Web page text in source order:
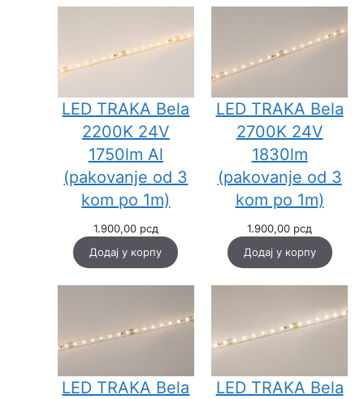
LED TRAKA Bela
2200K 24V
1750lm Al
(pakovanje od 3
kom po 1m)
1.900,00 рсд
Додај у корпу
LED TRAKA Bela
2700K 24V
1830lm
(pakovanje od 3
kom po 1m)
1.900,00 рсд
Додај у корпу
LED TRAKA Bela
LED TRAKA Bela